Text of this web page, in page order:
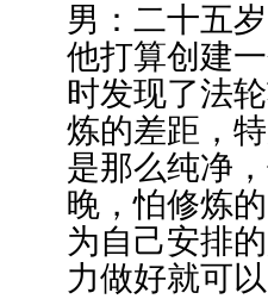
男：二十五
他打算创建
时发现了法
炼的差距，
是那么纯净
晚，怕修炼
为自己安排
力做好就可